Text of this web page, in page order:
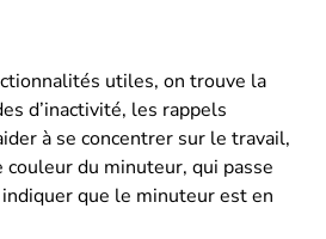
utiles, on trouve la
d’inactivité, les rappels
à se concentrer sur le travail,
du minuteur, qui passe
que le minuteur est en